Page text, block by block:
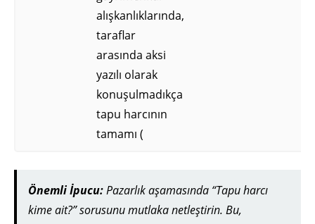
alışkanlıklarında,
taraflar
arasında aksi
yazılı olarak
konuşulmadıkça
tapu harcının
tamamı (
Önemli İpucu:Pazarlık aşamasında “Tapu harcı
kime ait?” sorusunu mutlaka netleştirin. Bu,